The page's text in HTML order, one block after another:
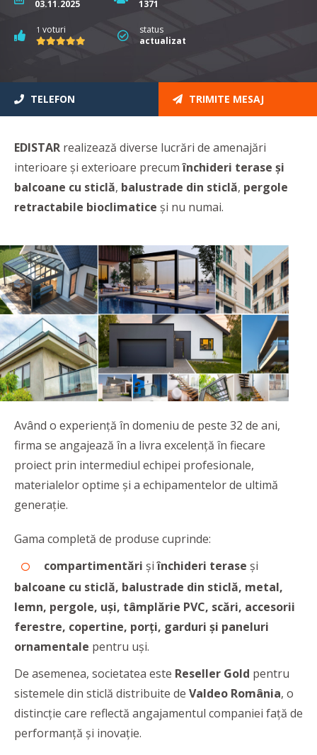
03.11.2025
1371
1 voturi
status
actualizat
TELEFON TRIMITE MESAJ
EDISTAR realizează diverse lucrări de amenajări
interioare şi exterioare precumînchideri terase şi
balcoane cu sticlă, balustrade din sticlă, pergole
retractabile bioclimatice şi nu numai.
Având o experienţă în domeniu de peste 32 de ani,
firma se angajează în a livra excelenţă în fiecare
proiect prin intermediul echipei profesionale,
materialelor optime şi a echipamentelor de ultimă
generaţie.
Gama completă de produse cuprinde:
compartimentări şiînchideri terase şi
balcoane cu sticlă, balustrade din sticlă, metal,
lemn, pergole, uşi, tâmplărie PVC, scări, accesorii
ferestre, copertine, porţi, garduri şi paneluri
ornamentale pentru uşi.
De asemenea, societatea este Reseller Gold pentru
sistemele din sticlă distribuite de Valdeo România, o
distincție care reflectă angajamentul companiei față de
performanţă și inovație.